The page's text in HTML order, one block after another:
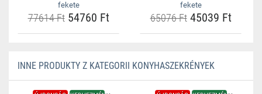
fekete
77614 Ft54760 Ft
fekete
65076 Ft45039 Ft
INNE PRODUKTY Z KATEGORII KONYHASZEKRÉNYEK